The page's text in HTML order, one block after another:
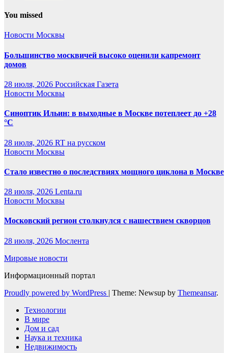
You missed
Новости Москвы
Большинство москвичей высоко оценили капремонт
домов
28 июля, 2026 Российская Газета
Новости Москвы
Синоптик Ильин: в выходные в Москве потеплеет до +28
°C
28 июля, 2026 RT на русском
Новости Москвы
Стало известно о последствиях мощного циклона в Москве
28 июля, 2026 Lenta.ru
Новости Москвы
Московский регион столкнулся с нашествием скворцов
28 июля, 2026 Мослента
Мировые новости
Информационный портал
Proudly powered by WordPress | Theme: Newsup by Themeansar.
Технологии
В мире
Дом и сад
Наука и техника
Недвижимость